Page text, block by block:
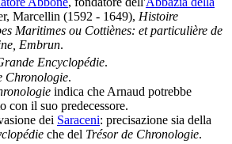
Marcellin (1592 - 1649), Histoire
Maritimes ou Cottiènes: et particulière de
Embrun.
Encyclopédie.
Chronologie.
indica che Arnaud potrebbe
con il suo predecessore.
dei Saraceni: precisazione sia della
che del Trésor de Chronologie.